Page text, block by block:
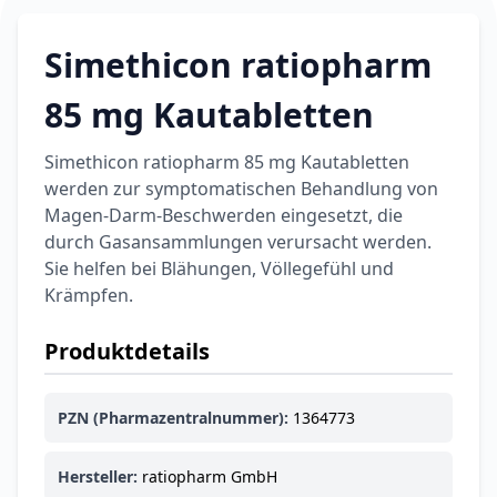
La Roche-Posay
LIPIKAR Baume
Light AP+M
17,31 € 19,90 € -13%
BEAUTY & PFLEGE
Dexeryl
Pflegecreme für
die ganze Familie
5,91 € 6,35 € -7%
BEAUTY & PFLEGE
Linola Forte
Shampoo für
oder zu
Schuppenflechte
ARZNEIMITTEL & GESUNDHEIT
Vagisan Milchsäure
pH-Wert-
12,89 € 17,47 € -26%
OHROPAX® Classic
Simethicon ratiopharm
85 mg Kautabletten
Simethicon ratiopharm 85 mg Kautabletten
werden zur symptomatischen Behandlung von
Magen-Darm-Beschwerden eingesetzt, die
durch Gasansammlungen verursacht werden.
Sie helfen bei Blähungen, Völlegefühl und
Krämpfen.
Produktdetails
PZN (Pharmazentralnummer): 1364773
Hersteller: ratiopharm GmbH